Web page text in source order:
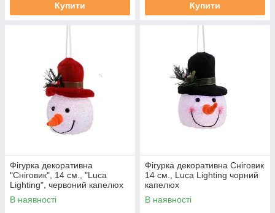
Купити Купити
Фігурка декоративна
"Сніговик", 14 см., "Luca
Lighting", червоний капелюх
В наявності
Фігурка декоративна Сніговик
14 см., Luca Lighting чорний
капелюх
В наявності